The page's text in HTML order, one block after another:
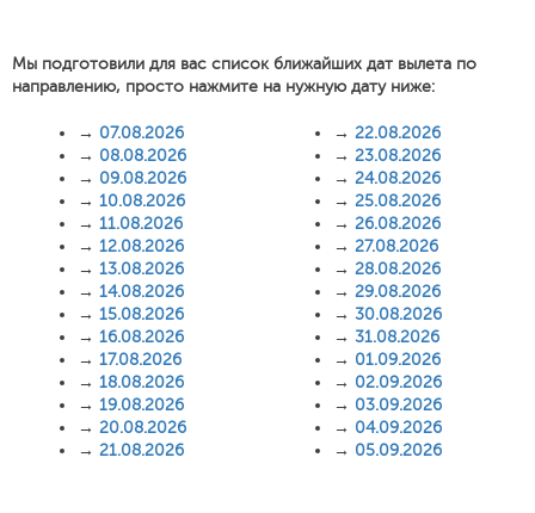
Мы подготовили для вас список ближайших дат вылета по
направлению, просто нажмите на нужную дату ниже:
→ 07.08.2026
→ 08.08.2026
→ 09.08.2026
→ 10.08.2026
→ 11.08.2026
→ 12.08.2026
→ 13.08.2026
→ 14.08.2026
→ 15.08.2026
→ 16.08.2026
→ 17.08.2026
→ 18.08.2026
→ 19.08.2026
→ 20.08.2026
→ 21.08.2026
→ 22.08.2026
→ 23.08.2026
→ 24.08.2026
→ 25.08.2026
→ 26.08.2026
→ 27.08.2026
→ 28.08.2026
→ 29.08.2026
→ 30.08.2026
→ 31.08.2026
→ 01.09.2026
→ 02.09.2026
→ 03.09.2026
→ 04.09.2026
→ 05.09.2026